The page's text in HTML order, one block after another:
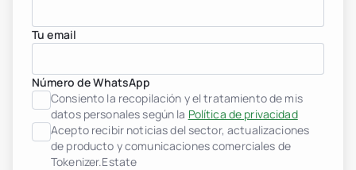
Tu email
Número de WhatsApp
Consiento la recopilación y el tratamiento de mis
datos personales según la Política de privacidad
Acepto recibir noticias del sector, actualizaciones
de producto y comunicaciones comerciales de
Tokenizer.Estate
Fondos de inversión
Empresas inmobiliarias
Instituciones financieras
Personas de alto